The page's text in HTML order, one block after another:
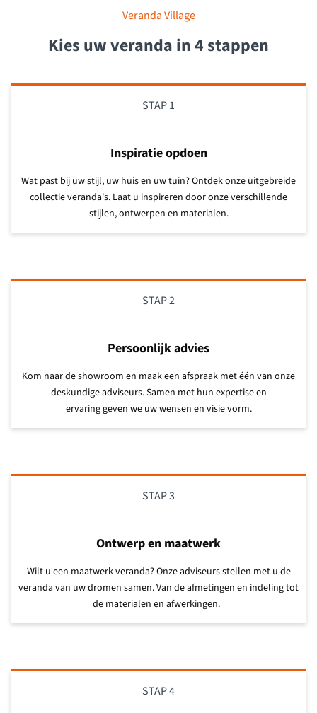
Veranda Village
Kies uw veranda in 4 stappen
STAP 1
Inspiratie opdoen
Wat past bij uw stijl, uw huis en uw tuin? Ontdek onze uitgebreide
collectie veranda's. Laat u inspireren door onze verschillende
stijlen, ontwerpen en materialen.
STAP 2
Persoonlijk advies
Kom naar de showroom en maak een afspraak met één van onze
deskundige adviseurs. Samen met hun expertise en
ervaring geven we uw wensen en visie vorm.
STAP 3
Ontwerp en maatwerk
Wilt u een maatwerk veranda? Onze adviseurs stellen met u de
veranda van uw dromen samen.Van de afmetingen en indeling tot
de materialen en afwerkingen.
STAP 4